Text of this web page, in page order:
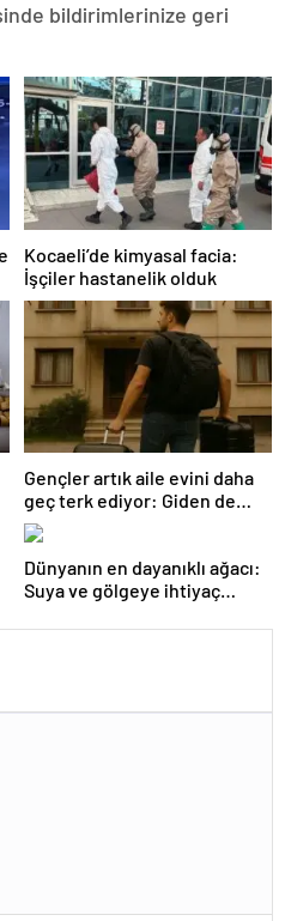
bildirimlerinize geri
Kocaeli’de kimyasal facia:
İşçiler hastanelik olduk
Gençler artık aile evini daha
geç terk ediyor: Giden de
geri dönüyor
Dünyanın en dayanıklı ağacı:
Suya ve gölgeye ihtiyaç
veriyor!